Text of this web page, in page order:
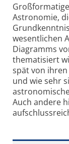
Astronomie,
wesentlichen
Diagramms
thematisiert
spät von
und wie sehr
Auch andere